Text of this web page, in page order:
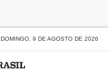
DOMINGO, 9 DE AGOSTO DE 2026